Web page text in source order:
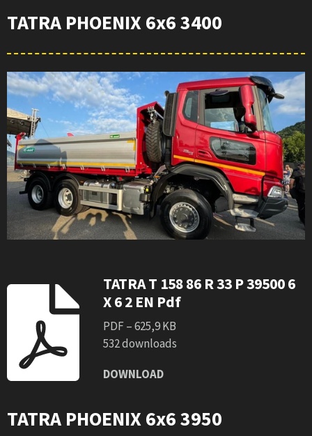
TATRA PHOENIX 6x6 3400
TATRA T 158 86 R 33 P 39500 6
X 6 2 EN Pdf
PDF – 625,9 KB
532 downloads
DOWNLOAD
TATRA PHOENIX 6x6 3950